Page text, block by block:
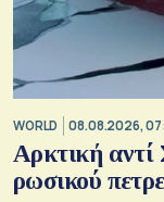
WORLD 08.08.2026,
Αρκτική αντί
ρωσικού